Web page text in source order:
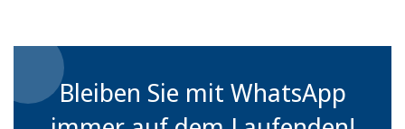
Bleiben Sie mit WhatsApp